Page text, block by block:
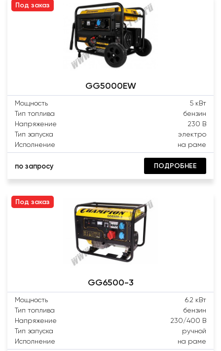
Под заказ
GG5000EW
Мощность
5 кВт
Тип топлива
бензин
Напряжение
230 В
Тип запуска
электро
Исполнение
на раме
по запросу ПОДРОБНЕЕ
Под заказ
GG6500-3
Мощность
6.2 кВт
Тип топлива
бензин
Напряжение
230/400 В
Тип запуска
ручной
Исполнение
на раме